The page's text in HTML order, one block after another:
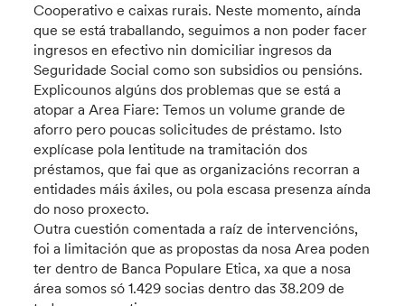
Cooperativo e caixas rurais. Neste momento, aínda
que se está traballando, seguimos a non poder facer
ingresos en efectivo nin domiciliar ingresos da
Seguridade Social como son subsidios ou pensións.
Explicounos algúns dos problemas que se está a
atopar a Area Fiare: Temos un volume grande de
aforro pero poucas solicitudes de préstamo. Isto
explícase pola lentitude na tramitación dos
préstamos, que fai que as organizacións recorran a
entidades máis áxiles, ou pola escasa presenza aínda
do noso proxecto.
Outra cuestión comentada a raíz de intervencións,
foi a limitación que as propostas da nosa Area poden
ter dentro de Banca Populare Etica, xa que a nosa
área somos só 1.429 socias dentro das 38.209 de